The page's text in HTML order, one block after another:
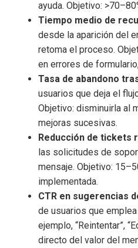
ayuda. Objetivo:
Tiempo medio de
desde la aparición del
retoma el proceso.
en errores de
Tasa de abandono
usuarios que deja el
Objetivo: disminuirla al
mejoras sucesivas.
Reducción de tickets
las solicitudes de
mensaje. Objetivo:
implementada.
CTR en sugerencias
de usuarios que
ejemplo, “Reintentar”,
directo del valor del